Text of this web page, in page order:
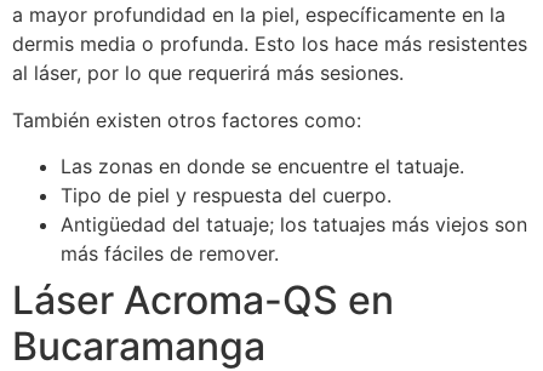
a mayor profundidad en la piel, específicamente en la
dermis media o profunda. Esto los hace más resistentes
al láser, por lo que requerirá más sesiones.
También existen otros factores como:
Las zonas en donde se encuentre el tatuaje.
Tipo de piel y respuesta del cuerpo.
Antigüedad del tatuaje; los tatuajes más viejos son
más fáciles de remover.
Láser Acroma-QS en
Bucaramanga